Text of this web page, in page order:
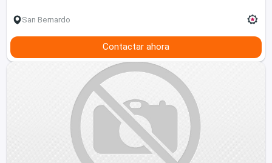
San Bernardo
Contactar ahora